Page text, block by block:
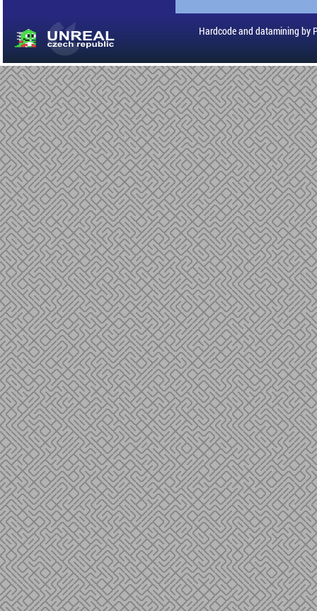
Hardcode and datamining by